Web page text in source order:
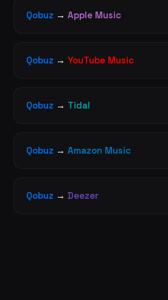
Qobuz → Apple Music
Qobuz → YouTube Music
Qobuz → Tidal
Qobuz → Amazon Music
Qobuz → Deezer